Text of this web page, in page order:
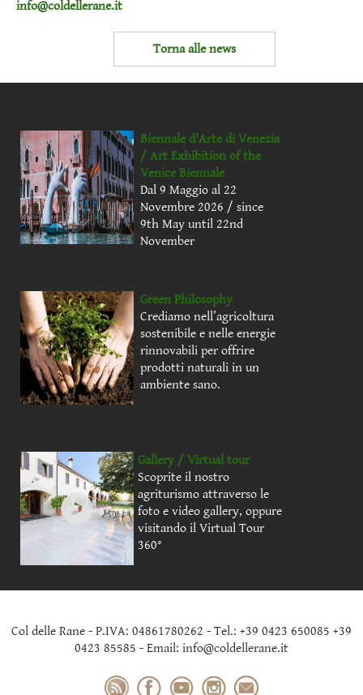
info@coldellerane.it
Torna alle news
Biennale d'Arte di Venezia
/ Art Exhibition of the
Venice Biennale
Dal 9 Maggio al 22
Novembre 2026 / since
9th May until 22nd
November
Green Philosophy
Crediamo nell’agricoltura
sostenibile e nelle energie
rinnovabili per offrire
prodotti naturali in un
ambiente sano.
Gallery / Virtual tour
Scoprite il nostro
agriturismo attraverso le
foto e video gallery, oppure
visitando il Virtual Tour
360°
Col delle Rane - P.IVA: 04861780262 - Tel.: +39 0423 650085 +39
0423 85585 - Email: info@coldellerane.it